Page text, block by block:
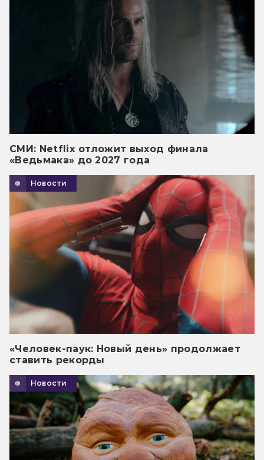
СМИ: Netflix отложит выход финала
«Ведьмака» до 2027 года
Новости
«Человек-паук: Новый день» продолжает
ставить рекорды
Новости